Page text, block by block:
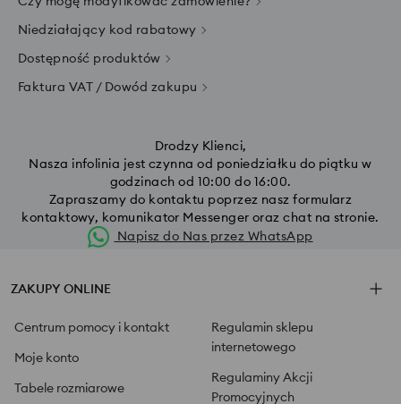
Niedziałający kod rabatowy
Dostępność produktów
Faktura VAT / Dowód zakupu
Drodzy Klienci,
Nasza infolinia jest czynna od poniedziałku do piątku w
godzinach od 10:00 do 16:00.
Zapraszamy do kontaktu poprzez nasz formularz
kontaktowy, komunikator Messenger oraz chat na stronie.
Napisz do Nas przez WhatsApp
ZAKUPY ONLINE
Centrum pomocy i kontakt
Moje konto
Tabele rozmiarowe
Regulamin sklepu
internetowego
Regulaminy Akcji
Promocyjnych